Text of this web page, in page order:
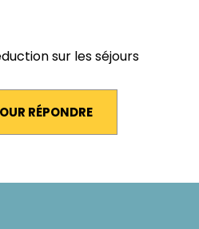
sur les séjours
RÉPONDRE